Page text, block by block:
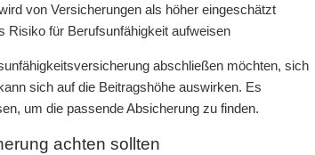
von Versicherungen als höher eingeschätzt
Risiko für Berufsunfähigkeit aufweisen
abschließen möchten, sich
sich auf die Beitragshöhe auswirken. Es
um die passende Absicherung zu finden.
achten sollten